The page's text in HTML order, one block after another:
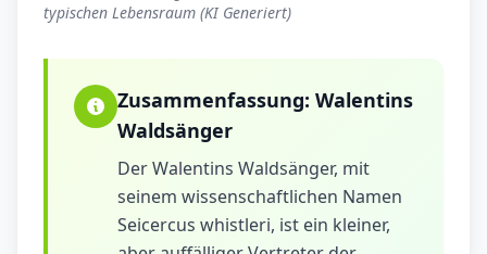
typischen Lebensraum (KI Generiert)
Zusammenfassung: Walentins
Waldsänger
Der Walentins Waldsänger, mit
seinem wissenschaftlichen Namen
Seicercus whistleri, ist ein kleiner,